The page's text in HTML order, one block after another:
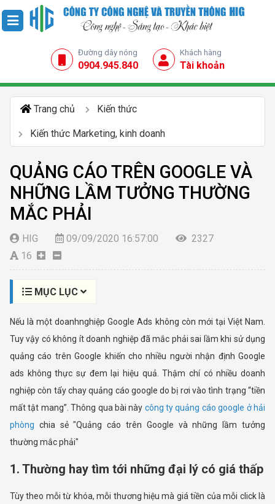
Đường dây nóng
0904.945.840
Khách hàng
Tài khoản
Trang chủ Kiến thức
Kiến thức Marketing, kinh doanh
QUẢNG CÁO TRÊN GOOGLE VÀ
NHỮNG LẦM TƯỞNG THƯỜNG
MẮC PHẢI
HIG 09/09/2020 16:57:00
2327
16
MỤC LỤC
Nếu là một doanhnghiệp Google Ads không còn mới tại Việt Nam.
Tuy vậy có không ít doanh nghiệp đã mắc phải sai lầm khi sử dụng
quảng cáo trên Google khiến cho nhiều người nhận định Google
ads không thực sự đem lại hiệu quả. Thậm chí có nhiều doanh
nghiệp còn tẩy chay quảng cáo google do bị rơi vào tình trạng “tiền
mất tật mang”. Thông qua bài này công ty quảng cáo google ở hải
phòng chia sẻ "Quảng cáo trên Google và những lầm tưởng
thường mắc phải"
1. Thường hay tìm tới những đại lý có giá thấp
Tùy theo mỗi từ khóa, mỗi thương hiệu mà giá tiền của mỗi click là